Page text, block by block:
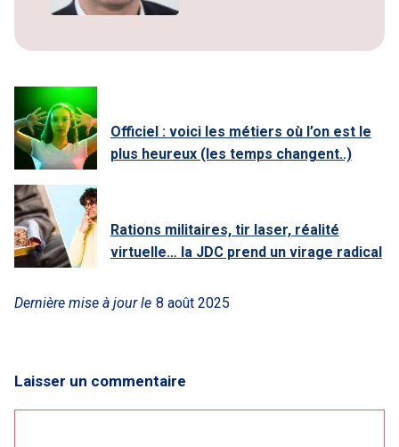
Officiel : voici les métiers où l’on est le
plus heureux (les temps changent..)
Rations militaires, tir laser, réalité
virtuelle… la JDC prend un virage radical
Dernière mise à jour le 8 août 2025
Laisser un commentaire